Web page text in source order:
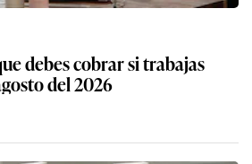
debes cobrar si trabajas
del 2026